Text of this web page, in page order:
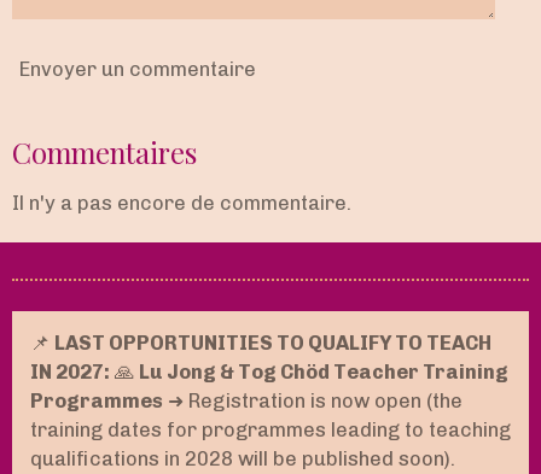
Envoyer un commentaire
Commentaires
Il n'y a pas encore de commentaire.
📌 LAST OPPORTUNITIES TO QUALIFY TO TEACH
IN 2027: 🙏 Lu Jong & Tog Chöd Teacher Training
Programmes ➜ Registration is now open (the
training dates for programmes leading to teaching
qualifications in 2028 will be published soon).